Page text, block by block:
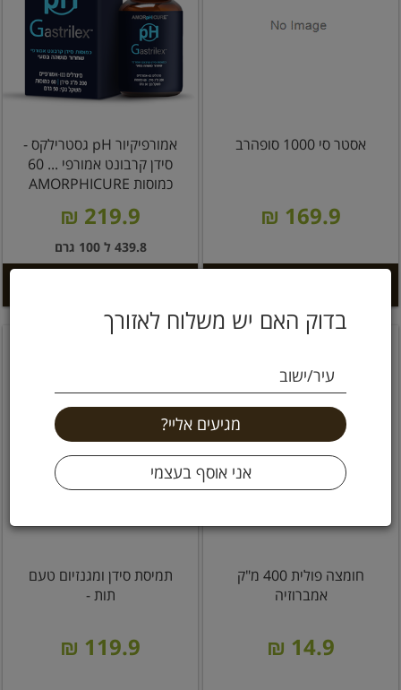
בדוק האם יש משלוח לאזורך
עיר/ישוב
אסטר סי 1000 סופהרב
169.9 ₪
אמורפיקיור pH גסטרילקס -
סידן קרבונט אמורפי ... 60
כמוסות AMORPHICURE
219.9 ₪
439.8 ל 100 גרם
חומצה פולית 400 מ"ק
אמברוזיה
14.9 ₪
תמיסת סידן ומגנזיום טעם
תות -
119.9 ₪